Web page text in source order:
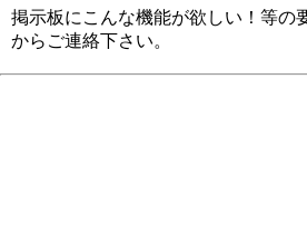
掲示板にこんな機能が欲しい！等の
からご連絡下さい。